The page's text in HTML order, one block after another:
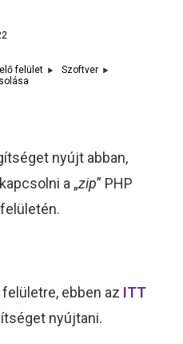
felület
Szoftver
nyújt abban,
a „zip” PHP
ebben az ITT
nyújtani.